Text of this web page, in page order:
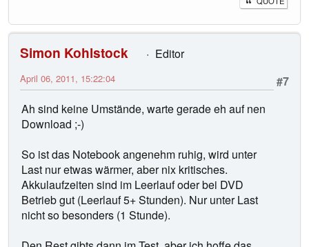
Simon Kohlstock
Editor
#7
April 06, 2011, 15:22:04
Ah sind keine Umstände, warte gerade eh auf nen
Download ;-)
So ist das Notebook angenehm ruhig, wird unter
Last nur etwas wärmer, aber nix kritisches.
Akkulaufzeiten sind im Leerlauf oder bei DVD
Betrieb gut (Leerlauf 5+ Stunden). Nur unter Last
nicht so besonders (1 Stunde).